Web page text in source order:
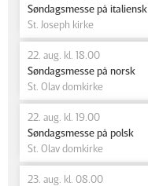
Søndagsmesse på italiensk
St. Joseph kirke
22. aug. kl. 18.00
Søndagsmesse på norsk
St. Olav domkirke
22. aug. kl. 19.00
Søndagsmesse på polsk
St. Olav domkirke
23. aug. kl. 08.00